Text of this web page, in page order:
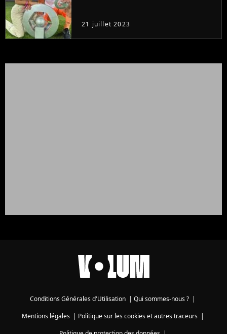
21 juillet 2023
Conditions Générales d'Utilisation | Qui sommes-nous ? |
Mentions légales| Politique sur les cookies et autres traceurs|